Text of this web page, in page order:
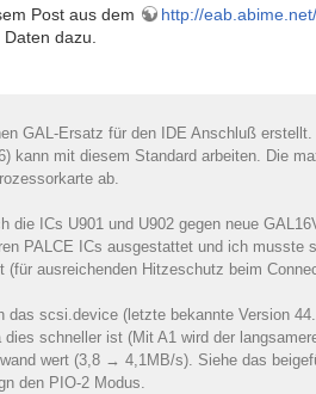
Post aus dem http://eab.abime.net/
dazu.
GAL-Ersatz für den IDE Anschluß
kann mit diesem Standard arbeiten. Die
ab.
die ICs U901 und U902 gegen neue
PALCE ICs ausgestattet und ich musste
(für ausreichenden Hitzeschutz beim
das scsi.device (letzte bekannte Version
dies schneller ist (Mit A1 wird der
wert (3,8 → 4,1MB/s). Siehe das
den PIO-2 Modus.